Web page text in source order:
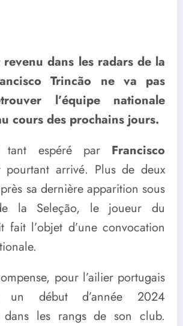
revenu dans les radars de la
Trincão ne va pas
l’équipe nationale
cours des prochains jours.
tant espéré par Francisco
pourtant arrivé. Plus de deux
sa dernière apparition sous
la Seleção, le joueur du
fait l’objet d’une convocation
pour l’ailier portugais
un début d’année 2024
dans les rangs de son club.